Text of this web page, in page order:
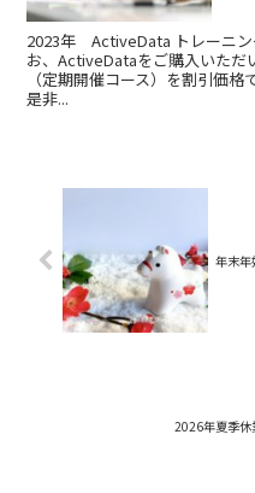
2023年 ActiveData トレーニン
お、ActiveDataをご購入いただ
（定期開催コース）を割引価格
是非...
年末年
2026年夏季休